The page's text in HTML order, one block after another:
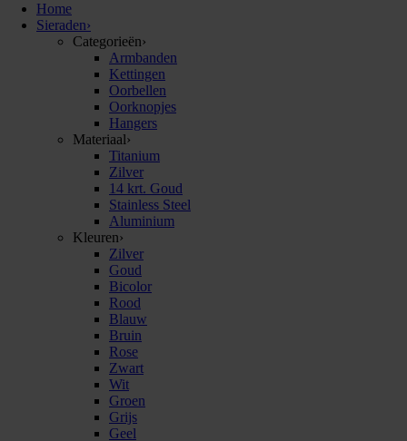
Home
Sieraden›
Categorieën›
Armbanden
Kettingen
Oorbellen
Oorknopjes
Hangers
Materiaal›
Titanium
Zilver
14 krt. Goud
Stainless Steel
Aluminium
Kleuren›
Zilver
Goud
Bicolor
Rood
Blauw
Bruin
Rose
Zwart
Wit
Groen
Grijs
Geel